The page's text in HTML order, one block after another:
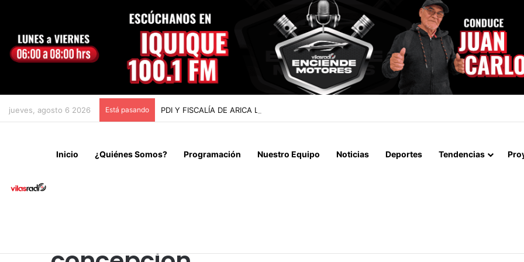
jueves, agosto 6 2026 Está pasando PDI Y FISCALÍA DE ARICA LOGRAN INCAUTAR 28 KILOS DE MARIHUANA OCULTOS EN UN CAMIÓN
Inicio ¿Quiénes Somos? Programación Nuestro Equipo Noticias Deportes Tendencias